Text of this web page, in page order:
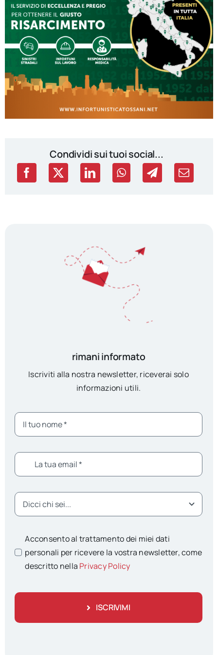
Condividi sui tuoi social...
rimani informato
Iscriviti alla nostra newsletter, riceverai solo
informazioni utili.
Acconsento al trattamento dei miei dati
personali per ricevere la vostra newsletter, come
descritto nella Privacy Policy
ISCRIVIMI